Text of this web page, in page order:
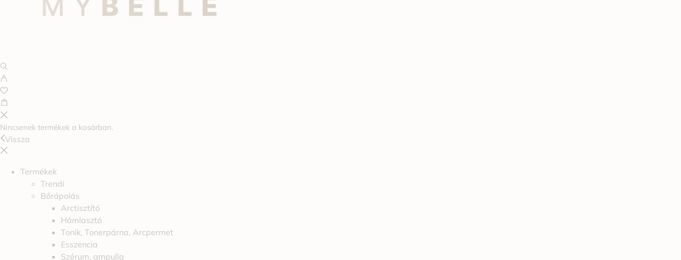
Nincsenek termékek a kosárban.
Vissza
Termékek
Trendi
Bőrápolás
Arctisztító
Hámlasztó
Tonik, Tonerpárna, Arcpermet
Esszencia
Szérum, ampulla